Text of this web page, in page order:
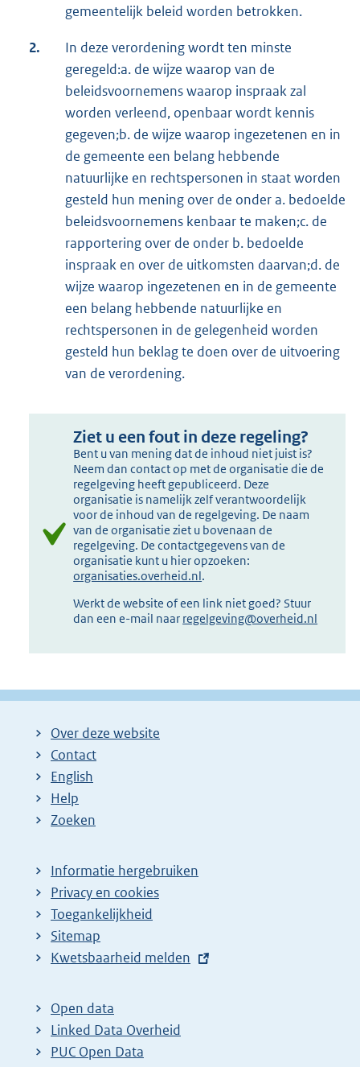
gemeentelijk beleid worden betrokken.
2.
In deze verordening wordt ten minste
geregeld:a. de wijze waarop van de
beleidsvoornemens waarop inspraak zal
worden verleend, openbaar wordt kennis
gegeven;b. de wijze waarop ingezetenen en in
de gemeente een belang hebbende
natuurlijke en rechtspersonen in staat worden
gesteld hun mening over de onder a. bedoelde
beleidsvoornemens kenbaar te maken;c. de
rapportering over de onder b. bedoelde
inspraak en over de uitkomsten daarvan;d. de
wijze waarop ingezetenen en in de gemeente
een belang hebbende natuurlijke en
rechtspersonen in de gelegenheid worden
gesteld hun beklag te doen over de uitvoering
van de verordening.
Ziet u een fout in deze regeling?
Bent u van mening dat de inhoud niet juist is?
Neem dan contact op met de organisatie die de
regelgeving heeft gepubliceerd. Deze
organisatie is namelijk zelf verantwoordelijk
voor de inhoud van de regelgeving. De naam
van de organisatie ziet u bovenaan de
regelgeving. De contactgegevens van de
organisatie kunt u hier opzoeken:
organisaties.overheid.nl.
Werkt de website of een link niet goed? Stuur
dan een e-mail naar regelgeving@overheid.nl
Over deze website
Contact
English
Help
Zoeken
Informatie hergebruiken
Privacy en cookies
Toegankelijkheid
Sitemap
E
t
e
r
Kwetsbaarheid melden
Open data
Linked Data Overheid
PUC Open Data